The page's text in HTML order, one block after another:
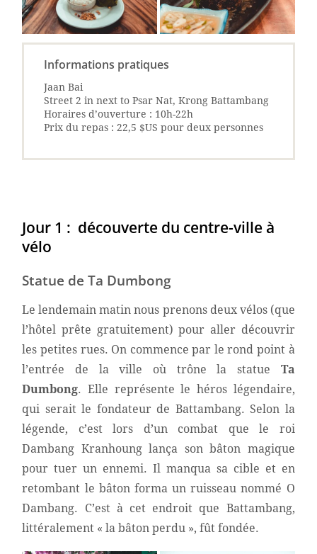
Informations pratiques
Jaan Bai
Street 2 in next to Psar Nat, Krong Battambang
Horaires d’ouverture : 10h-22h
Prix du repas : 22,5 $US pour deux personnes
Jour 1 : découverte du centre-ville à
vélo
Statue de Ta Dumbong
Le lendemain matin nous prenons deux vélos (que
l’hôtel prête gratuitement) pour aller découvrir
les petites rues. On commence par le rond point à
l’entrée de la ville où trône la statue Ta
Dumbong. Elle représente le héros légendaire,
qui serait le fondateur de Battambang. Selon la
légende, c’est lors d’un combat que le roi
Dambang Kranhoung lança son bâton magique
pour tuer un ennemi. Il manqua sa cible et en
retombant le bâton forma un ruisseau nommé O
Dambang. C’est à cet endroit que Battambang,
littéralement « la bâton perdu », fût fondée.